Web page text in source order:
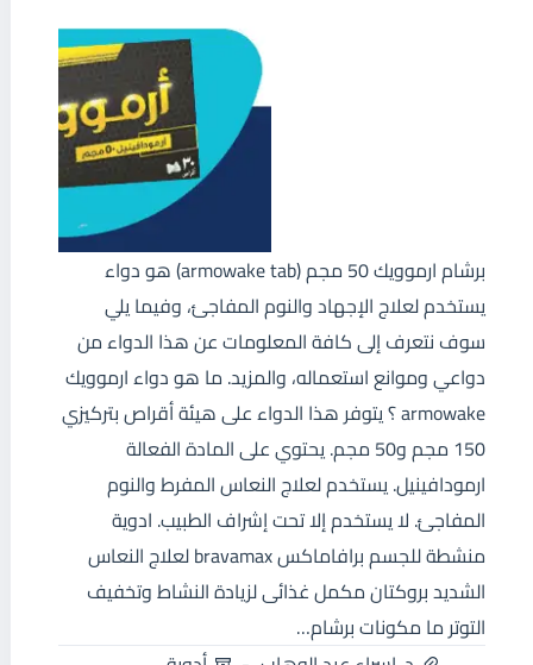
برشام ارموويك 50 مجم (armowake tab) هو دواء
يستخدم لعلاج الإجهاد والنوم المفاجئ، وفيما يلي
سوف نتعرف إلى كافة المعلومات عن هذا الدواء من
دواعي وموانع استعماله، والمزيد. ما هو دواء ارموويك
armowake ؟ يتوفر هذا الدواء على هيئة أقراص بتركيزي
150 مجم و50 مجم. يحتوي على المادة الفعالة
ارمودافينيل. يستخدم لعلاج النعاس المفرط والنوم
المفاجئ. لا يستخدم إلا تحت إشراف الطبيب. ادوية
منشطة للجسم برافاماكس bravamax لعلاج النعاس
الشديد بروكتان مكمل غذائى لزيادة النشاط وتخفيف
التوتر ما مكونات برشام…